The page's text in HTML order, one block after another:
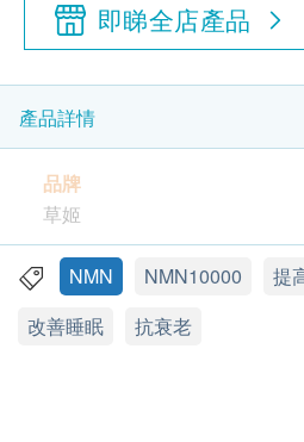
即睇全店產品
產品詳情
品牌
草姬
產地NMN NMN10000 提
改善睡眠
抗衰老